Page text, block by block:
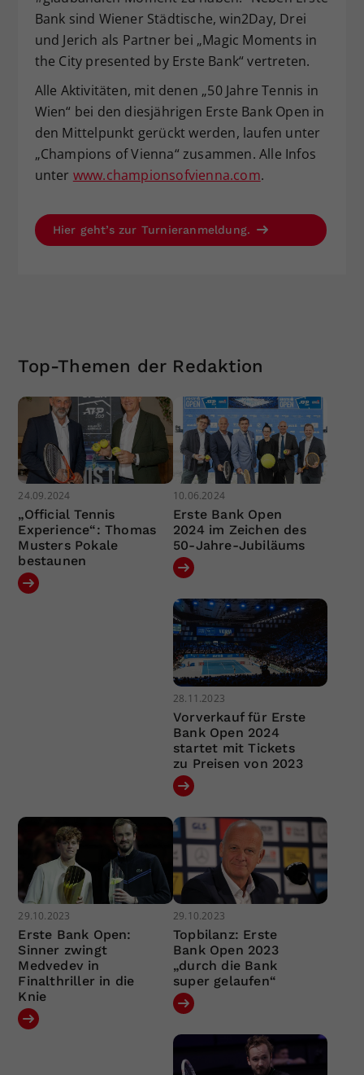
Bank sind Wiener Städtische, win2Day, Drei
und Jerich als Partner bei „Magic Moments in
the City presented by Erste Bank“ vertreten.
Alle Aktivitäten, mit denen „50 Jahre Tennis in
Wien“ bei den diesjährigen Erste Bank Open in
den Mittelpunkt gerückt werden, laufen unter
„Champions of Vienna“ zusammen. Alle Infos
unter www.championsofvienna.com.
Hier geht’s zur Turnieranmeldung.
Top-Themen der Redaktion
24.09.2024
„Official Tennis
Experience“: Thomas
Musters Pokale
bestaunen
10.06.2024
Erste Bank Open
2024 im Zeichen des
50-Jahre-Jubiläums
28.11.2023
Vorverkauf für Erste
Bank Open 2024
startet mit Tickets
zu Preisen von 2023
29.10.2023
Erste Bank Open:
Sinner zwingt
Medvedev in
Finalthriller in die
Knie
29.10.2023
Topbilanz: Erste
Bank Open 2023
„durch die Bank
super gelaufen“